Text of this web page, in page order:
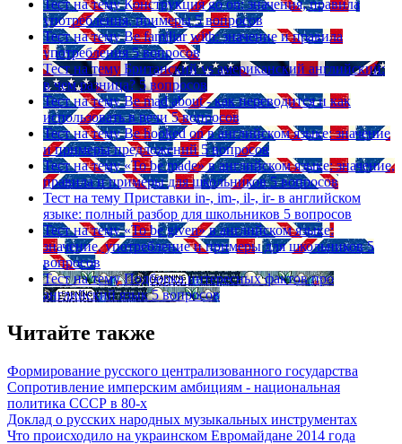
Тест на тему Конструкция go on: значения, правила
употребления, примеры 5 вопросов
Тест на тему Be familiar with: значение и правила
употребления 5 вопросов
Тест на тему Британский vs американский английский:
в чем разница? 5 вопросов
Тест на тему Be mad about - как переводится и как
использовать в речи 5 вопросов
Тест на тему Be hooked on в английском языке: значение
и примеры предложений 5 вопросов
Тест на тему «To be made» в английском языке: значение,
правила и примеры для школьников 5 вопросов
Тест на тему Приставки in-, im-, il-, ir- в английском
языке: полный разбор для школьников 5 вопросов
Тест на тему «To be given» в английском языке:
значение, употребление и примеры для школьников 5
вопросов
Тест на тему Подборка интересных фактов про
английский язык 5 вопросов
Читайте также
Формирование русского централизованного государства
Сопротивление имперским амбициям - национальная
политика СССР в 80-х
Доклад о русских народных музыкальных инструментах
Что происходило на украинском Евромайдане 2014 года